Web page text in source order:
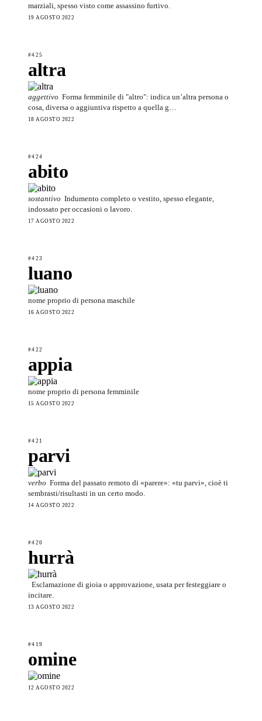
marziali, spesso visto come assassino furtivo.
19 AGOSTO 2022
#425
altra
aggettivo Forma femminile di "altro": indica un’altra persona o
cosa, diversa o aggiuntiva rispetto a quella g…
18 AGOSTO 2022
#424
abito
sostantivo Indumento completo o vestito, spesso elegante,
indossato per occasioni o lavoro.
17 AGOSTO 2022
#423
luano
nome proprio di persona maschile
16 AGOSTO 2022
#422
appia
nome proprio di persona femminile
15 AGOSTO 2022
#421
parvi
verbo Forma del passato remoto di «parere»: «tu parvi», cioè ti
sembrasti/risultasti in un certo modo.
14 AGOSTO 2022
#420
hurrà
Esclamazione di gioia o approvazione, usata per festeggiare o
incitare.
13 AGOSTO 2022
#419
omine
12 AGOSTO 2022